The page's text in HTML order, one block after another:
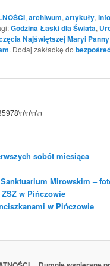
,archiwum,artykuły,
Godzina Łaski dla Świata,
Najświętszej Maryi Panny
. Dodaj zakładkę do
\n\n\n\n
sobót miesiąca
Mirowskim –
w Pińczowie
w Pińczowie